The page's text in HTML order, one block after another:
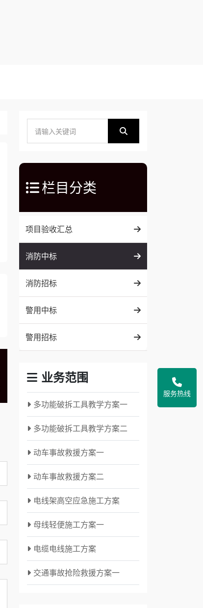
栏目分类
项目验收汇总
消防中标
消防招标
警用中标
警用招标
业务范围
多功能破拆工具教学方案一
多功能破拆工具教学方案二
动车事故救援方案一
动车事故救援方案二
电线架高空应急施工方案
母线轻便施工方案一
电缆电线施工方案
交通事故抢险救援方案一
服务热线